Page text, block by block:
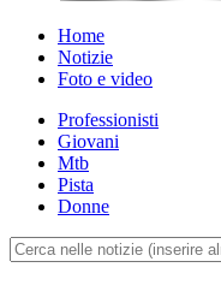
Home
Notizie
Foto e video
Professionisti
Giovani
Mtb
Pista
Donne